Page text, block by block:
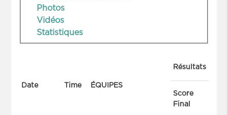
Photos
Vidéos
Statistiques
Date Time ÉQUIPES
Résultats
Score
Final